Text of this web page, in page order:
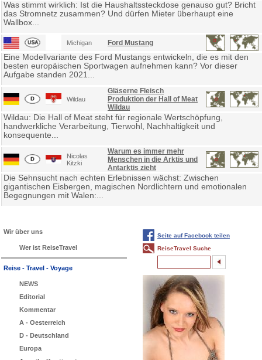
Was stimmt wirklich: Ist die Haushaltssteckdose genauso gut? Bricht
das Stromnetz zusammen? Und dürfen Mieter überhaupt eine
Wallbox...
Michigan Ford Mustang
Eine Modellvariante des Ford Mustangs entwickeln, die es mit den
besten europäischen Sportwagen aufnehmen kann? Vor dieser
Aufgabe standen 2021...
Wildau
Gläserne Fleisch
Produktion der Hall of Meat
Wildau
Wildau: Die Hall of Meat steht für regionale Wertschöpfung,
handwerkliche Verarbeitung, Tierwohl, Nachhaltigkeit und
konsequente...
Nicolas
Kitzki
Warum es immer mehr
Menschen in die Arktis und
Antarktis zieht
Die Sehnsucht nach echten Erlebnissen wächst: Zwischen
gigantischen Eisbergen, magischen Nordlichtern und emotionalen
Begegnungen mit Walen:...
Wir über uns
Wer ist ReiseTravel
Reise - Travel - Voyage
NEWS
Editorial
Kommentar
A - Oesterreich
D - Deutschland
Europa
Seite auf Facebook teilen
ReiseTravel Suche